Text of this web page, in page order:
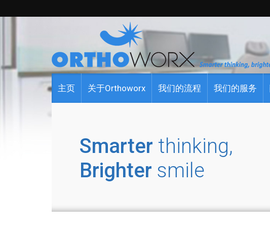
主页 关于Orthoworx 我们的流程 我们的服务
Smarter thinking,
Brighter smile